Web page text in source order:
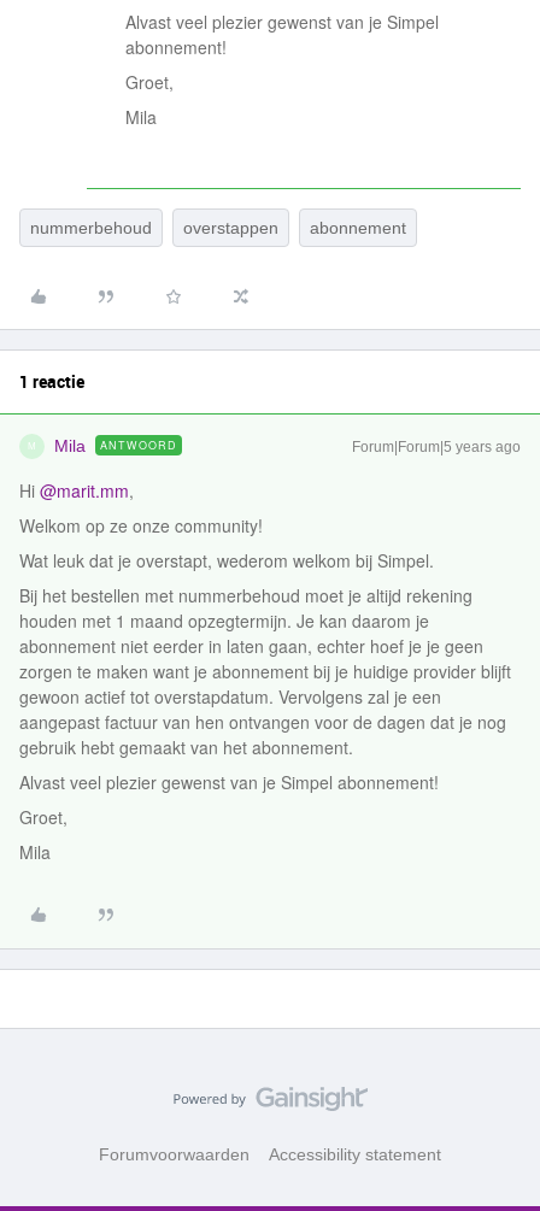
Alvast veel plezier gewenst van je Simpel
abonnement!
Groet,
Mila
nummerbehoud overstappen abonnement
1 reactie
M Mila ANTWOORD Forum|Forum|5 years ago
Hi @marit.mm,
Welkom op ze onze community!
Wat leuk dat je overstapt, wederom welkom bij Simpel.
Bij het bestellen met nummerbehoud moet je altijd rekening
houden met 1 maand opzegtermijn. Je kan daarom je
abonnement niet eerder in laten gaan, echter hoef je je geen
zorgen te maken want je abonnement bij je huidige provider blijft
gewoon actief tot overstapdatum. Vervolgens zal je een
aangepast factuur van hen ontvangen voor de dagen dat je nog
gebruik hebt gemaakt van het abonnement.
Alvast veel plezier gewenst van je Simpel abonnement!
Groet,
Mila
Forumvoorwaarden Accessibility statement